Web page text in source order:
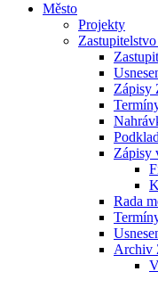
Město
Projekty
Zastupitelstvo
Zápisy
Zápisy
Rada
Archiv